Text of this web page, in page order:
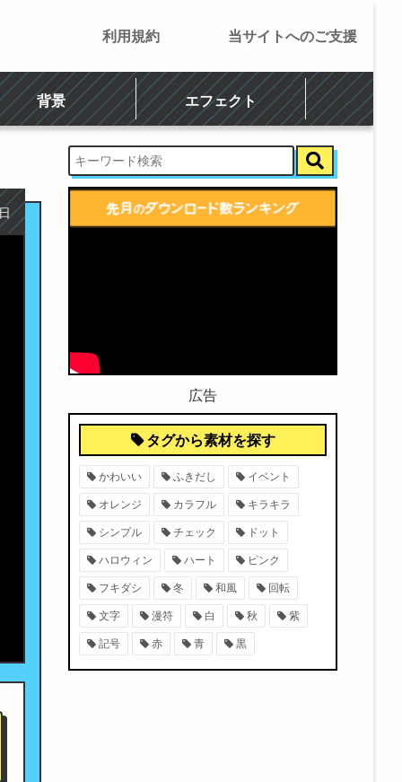
背景 エフェクト
利用規約 当サイトへのご支援
広告
タグから素材を探す
かわいい ふきだし イベント
オレンジ カラフル キラキラ
シンプル チェック ドット
ハロウィン ハート ピンク
フキダシ 冬 和風 回転
文字 漫符 白 秋 紫
記号 赤 青 黒